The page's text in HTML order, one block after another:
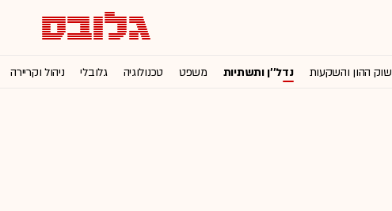
שוק ההון והשקעות נדל''ן ותשתיות משפט טכנולוגיה גלובלי ניהול וקריירה